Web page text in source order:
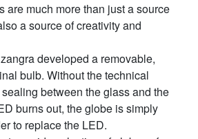
are much more than just a source
a source of creativity and
developed a removable,
bulb. Without the technical
between the glass and the
burns out, the globe is simply
to replace the LED.